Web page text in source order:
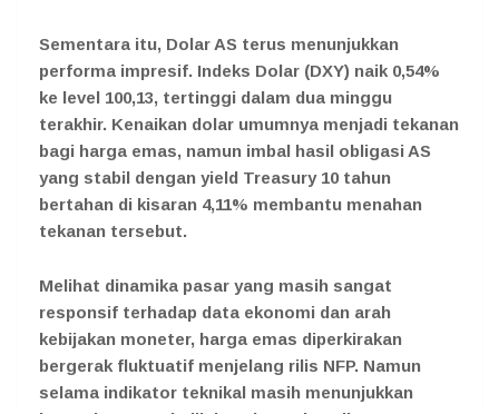
Sementara itu, Dolar AS terus menunjukkan
performa impresif. Indeks Dolar (DXY) naik 0,54%
ke level 100,13, tertinggi dalam dua minggu
terakhir. Kenaikan dolar umumnya menjadi tekanan
bagi harga emas, namun imbal hasil obligasi AS
yang stabil dengan yield Treasury 10 tahun
bertahan di kisaran 4,11% membantu menahan
tekanan tersebut.
Melihat dinamika pasar yang masih sangat
responsif terhadap data ekonomi dan arah
kebijakan moneter, harga emas diperkirakan
bergerak fluktuatif menjelang rilis NFP. Namun
selama indikator teknikal masih menunjukkan